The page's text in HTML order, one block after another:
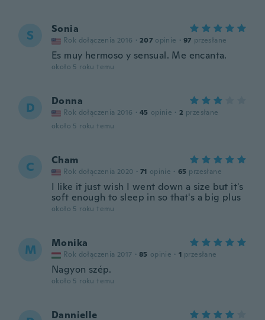
S Sonia
Rok dołączenia 2016 · 207 opinie · 97 przesłane
Es muy hermoso y sensual. Me encanta.
około 5 roku temu
D Donna
Rok dołączenia 2016 · 45 opinie · 2 przesłane
około 5 roku temu
C Cham
Rok dołączenia 2020 · 71 opinie · 65 przesłane
I like it just wish I went down a size but it's
soft enough to sleep in so that's a big plus
około 5 roku temu
M Monika
Rok dołączenia 2017 · 85 opinie · 1 przesłane
Nagyon szép.
około 5 roku temu
Dannielle